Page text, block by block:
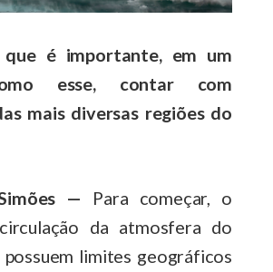
é importante, em um
esse, contar com
mais diversas regiões do
— Para começar, o
da atmosfera do
possuem limites geográficos